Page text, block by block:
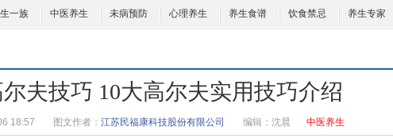
一族 中医养生 未病预防 心理养生 养生食谱 饮食禁忌 养生专家
夫技巧 10大高尔夫实用技巧介绍
18:57 图文作者： 江苏民福康科技股份有限公司 编辑： 沈晨 中医养生